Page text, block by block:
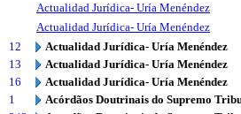
Actualidad Jurídica- Uría Menéndez
Actualidad Jurídica- Uría Menéndez
12
Actualidad Jurídica- Uría Menéndez
13
Actualidad Jurídica- Uría Menéndez
16
Actualidad Jurídica- Uría Menéndez
1
Acórdãos Doutrinais do Supremo